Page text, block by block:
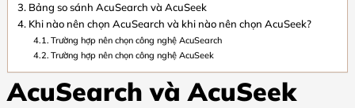
Bảng so sánh AcuSearch và AcuSeek
Khi nào nên chọn AcuSearch và khi nào nên chọn AcuSeek?
Trường hợp nên chọn công nghệ AcuSearch
Trường hợp nên chọn công nghệ AcuSeek
AcuSearch và AcuSeek